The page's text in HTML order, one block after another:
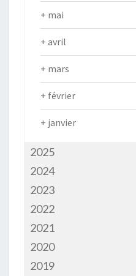
+ mai
+ avril
+ mars
+ février
+ janvier
2025
2024
2023
2022
2021
2020
2019